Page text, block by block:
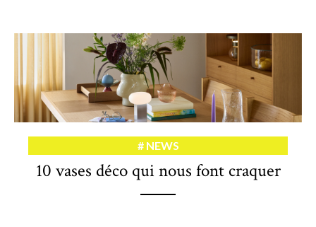
NEWS
10 vases déco qui nous font craquer